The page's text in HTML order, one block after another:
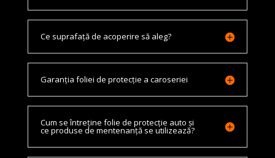
Ce suprafață de acoperire să aleg?
Garanția foliei de protecție a caroseriei
Cum se întreține folie de protecție auto și
ce produse de mentenanță se utilizează?